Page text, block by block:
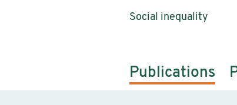
Social inequality
Publications